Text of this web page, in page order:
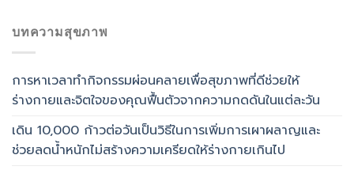
บทความสุขภาพ
การหาเวลาทำกิจกรรมผ่อนคลายเพื่อสุขภาพที่ดีช่วยให้
ร่างกายและจิตใจของคุณฟื้นตัวจากความกดดันในแต่ละวัน
เดิน 10,000 ก้าวต่อวันเป็นวิธีในการเพิ่มการเผาผลาญและ
ช่วยลดน้ำหนักไม่สร้างความเครียดให้ร่างกายเกินไป